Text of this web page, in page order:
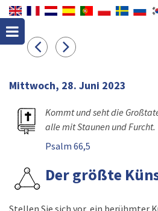
Mittwoch, 28. Juni 2023
Kommt und seht die
alle mit Staunen und Furcht.
Psalm 66,5
Der größte
Stellen Sie sich vor, ein berühmter